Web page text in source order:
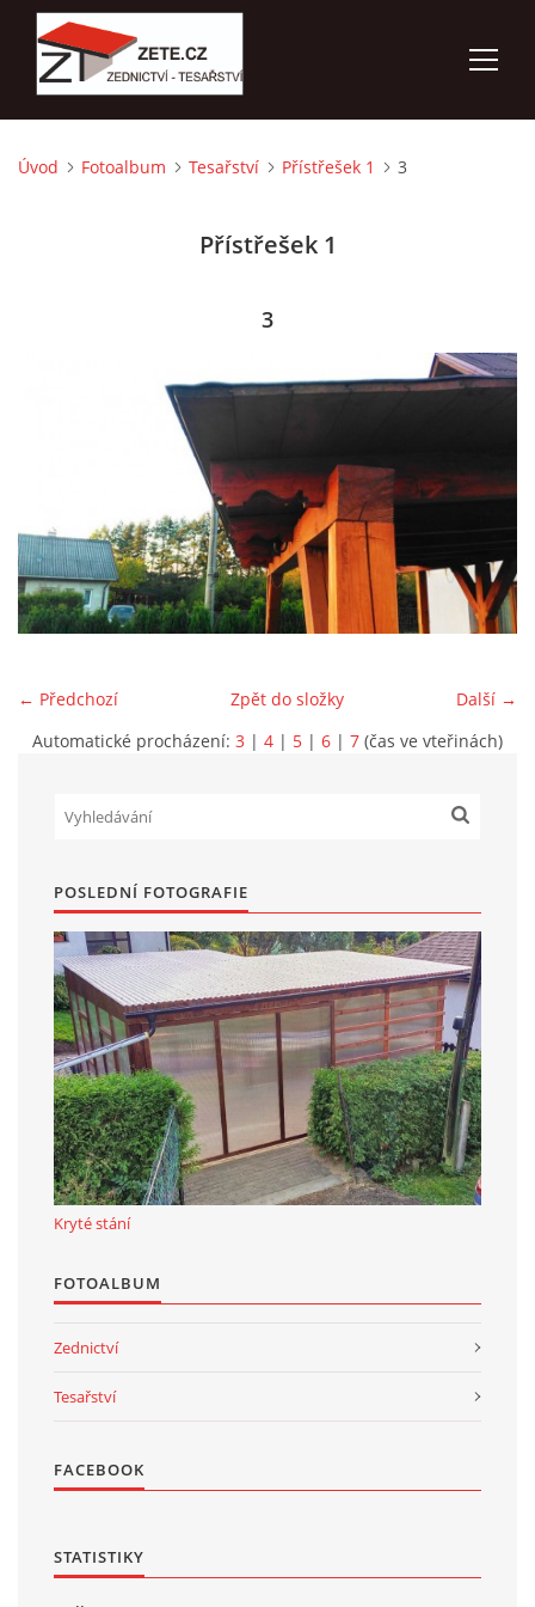
ÚVOD
Marek Petruželka
Studýnka 131
Hronov
+420 731561027
zete@zete.cz
www.zete.cz | Nahoru ↑
Úvod Fotoalbum Tesařství Přístřešek 1 3
Přístřešek 1
3
← Předchozí Další →
Zpět do složky
Automatické procházení: 3 | 4 | 5 | 6 | 7 (čas ve vteřinách)
POSLEDNÍ FOTOGRAFIE
Kryté stání
FOTOALBUM
Zednictví
Tesařství
FACEBOOK
STATISTIKY